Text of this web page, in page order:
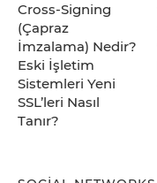
Cross-Signing
(Çapraz
İmzalama) Nedir?
Eski İşletim
Sistemleri Yeni
SSL’leri Nasıl
Tanır?